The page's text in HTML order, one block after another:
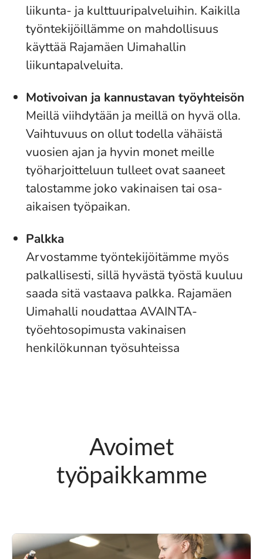
liikunta- ja kulttuuripalveluihin. Kaikilla
työntekijöillämme on mahdollisuus
käyttää Rajamäen Uimahallin
liikuntapalveluita.
Motivoivan ja kannustavan työyhteisön
Meillä viihdytään ja meillä on hyvä olla.
Vaihtuvuus on ollut todella vähäistä
vuosien ajan ja hyvin monet meille
työharjoitteluun tulleet ovat saaneet
talostamme joko vakinaisen tai osa-
aikaisen työpaikan.
Palkka
Arvostamme työntekijöitämme myös
palkallisesti, sillä hyvästä työstä kuuluu
saada sitä vastaava palkka. Rajamäen
Uimahalli noudattaa AVAINTA-
työehtosopimusta vakinaisen
henkilökunnan työsuhteissa
Avoimet
työpaikkamme